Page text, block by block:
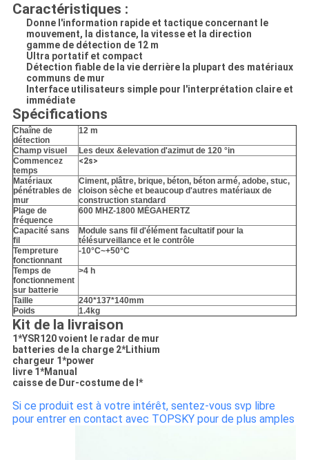
Caractéristiques :
Donne l'information rapide et tactique concernant le
mouvement, la distance, la vitesse et la direction
gamme de détection de 12 m
Ultra portatif et compact
Détection fiable de la vie derrière la plupart des matériaux
communs de mur
Interface utilisateurs simple pour l'interprétation claire et
immédiate
Spécifications
Chaîne de
détection
12 m
Champ visuel
Les deux &elevation d'azimut de 120 °in
Commencez
temps
<2s>
Matériaux
pénétrables de
mur
Ciment, plâtre, brique, béton, béton armé, adobe, stuc,
cloison sèche et beaucoup d'autres matériaux de
construction standard
Plage de
fréquence
600 MHZ-1800 MÉGAHERTZ
Capacité sans
fil
Module sans fil d'élément facultatif pour la
télésurveillance et le contrôle
Tempreture
fonctionnant
-10°C~+50°C
Temps de
fonctionnement
sur batterie
>4 h
Taille
240*137*140mm
Poids
1.4kg
Kit de la livraison
1*YSR120 voient le radar de mur
batteries de la charge 2*Lithium
chargeur 1*power
livre 1*Manual
caisse de Dur-costume de l*
Si ce produit est à votre intérêt, sentez-vous svp libre
pour entrer en contact avec TOPSKY pour de plus amples